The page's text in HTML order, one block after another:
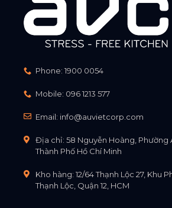
Phone: 1900 0054
Mobile: 096 1213 577
Email: info@auvietcorp.com
Địa chỉ: 58 Nguyễn Hoàng, Phường
Thành Phố Hồ Chí Minh
Kho hàng: 12/64 Thạnh Lộc 27, Khu
Thạnh Lộc, Quận 12, HCM